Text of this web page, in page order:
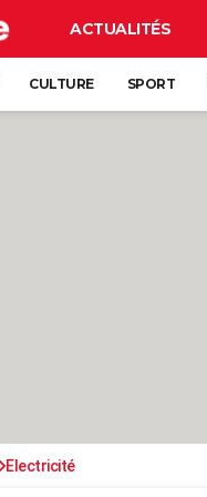
ACTUALITÉS
CULTURE SPORT
Electricité